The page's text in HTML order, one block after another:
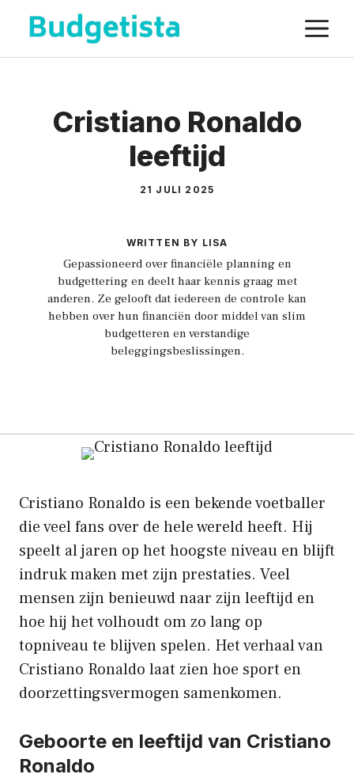
Spring
naar
de
Cristiano Ronaldo
leeftijd
21 JULI 2025
WRITTEN BY LISA
Gepassioneerd over financiële planning en
budgettering en deelt haar kennis graag met
anderen. Ze gelooft dat iedereen de controle kan
hebben over hun financiën door middel van slim
budgetteren en verstandige
beleggingsbeslissingen.
Cristiano Ronaldo is een bekende voetballer
die veel fans over de hele wereld heeft. Hij
speelt al jaren op het hoogste niveau en blijft
indruk maken met zijn prestaties. Veel
mensen zijn benieuwd naar zijn leeftijd en
hoe hij het volhoudt om zo lang op
topniveau te blijven spelen. Het verhaal van
Cristiano Ronaldo laat zien hoe sport en
doorzettingsvermogen samenkomen.
Geboorte en leeftijd van Cristiano
Ronaldo